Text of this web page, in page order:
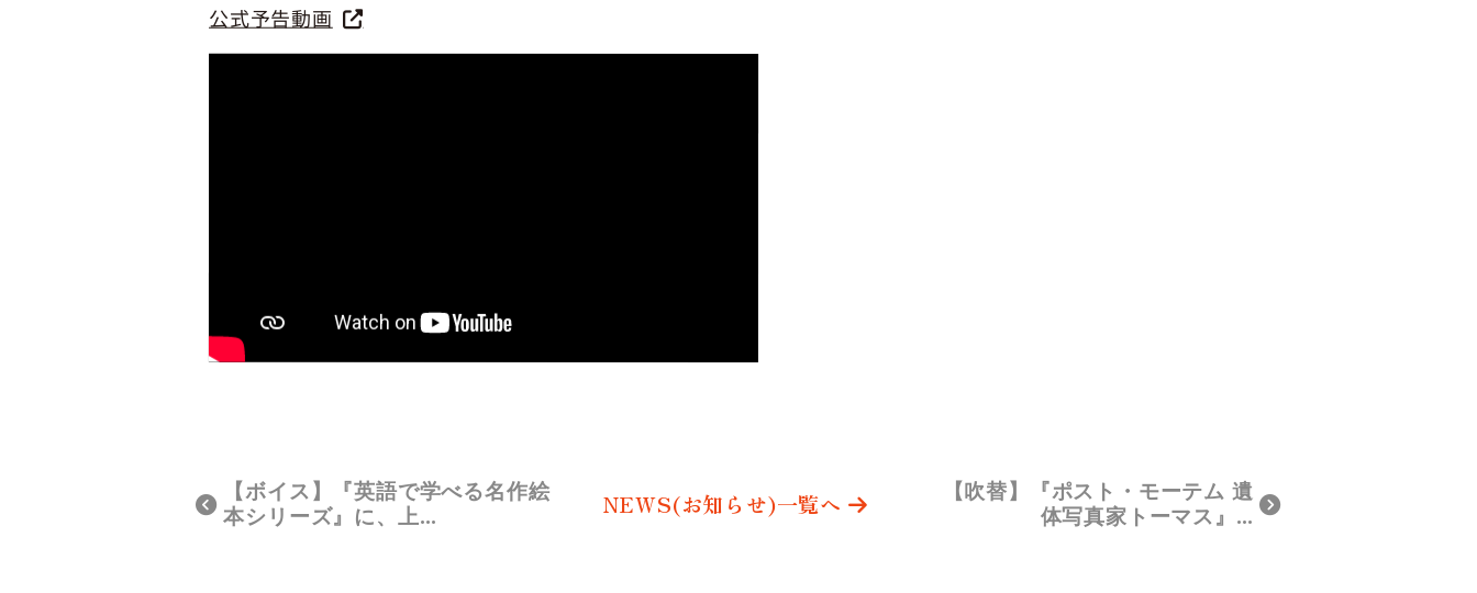
公式予告動画
【ボイス】『英語で学べる名作絵
本シリーズ』に、上…
NEWS(お知らせ)一覧へ
【吹替】『ポスト・モーテム 遺
体写真家トーマス』…